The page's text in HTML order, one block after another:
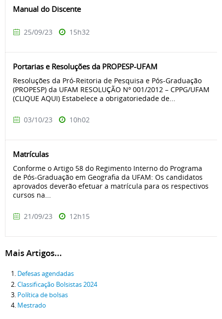
Manual do Discente
25/09/23 15h32
Portarias e Resoluções da PROPESP-UFAM
Resoluções da Pró-Reitoria de Pesquisa e Pós-Graduação
(PROPESP) da UFAM RESOLUÇÃO Nº 001/2012 – CPPG/UFAM
(CLIQUE AQUI) Estabelece a obrigatoriedade de...
03/10/23 10h02
Matrículas
Conforme o Artigo 58 do Regimento Interno do Programa
de Pós-Graduação em Geografia da UFAM: Os candidatos
aprovados deverão efetuar a matrícula para os respectivos
cursos na...
21/09/23 12h15
Mais Artigos...
Defesas agendadas
Classificação Bolsistas 2024
Política de bolsas
Mestrado